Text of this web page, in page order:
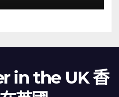
in the UK 香